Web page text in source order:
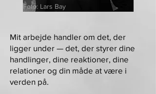
Foto: Lars Bay
Mit arbejde handler om det, der
ligger under — det, der styrer dine
handlinger, dine reaktioner, dine
relationer og din måde at være i
verden på.